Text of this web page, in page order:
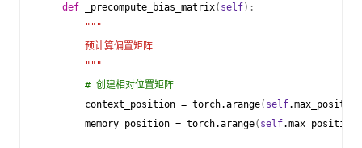
def _precompute_bias_matrix( self):
"""
        预计算偏置矩阵
        """
# 创建相对位置矩阵
context_position = torch.arange( self.
memory_position = torch.arange( self.max_positions